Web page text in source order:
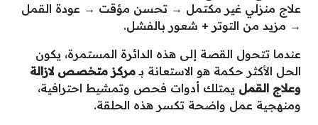
علاج منزلي غير مكتمل → تحسن مؤقت → عودة القمل
→ مزيد من التوتر + شعور بالفشل.
عندما تتحول القصة إلى هذه الدائرة المستمرة، يكون
الحل الأكثر حكمة هو الاستعانة بـ مركز متخصص لازالة
وعلاج القمل يمتلك أدوات فحص وتمشيط احترافية،
ومنهجية عمل واضحة تكسر هذه الحلقة.